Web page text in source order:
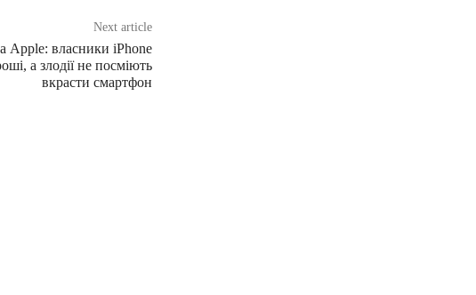
Next article
Apple: власники iPhone
а злодії не посміють
вкрасти смартфон